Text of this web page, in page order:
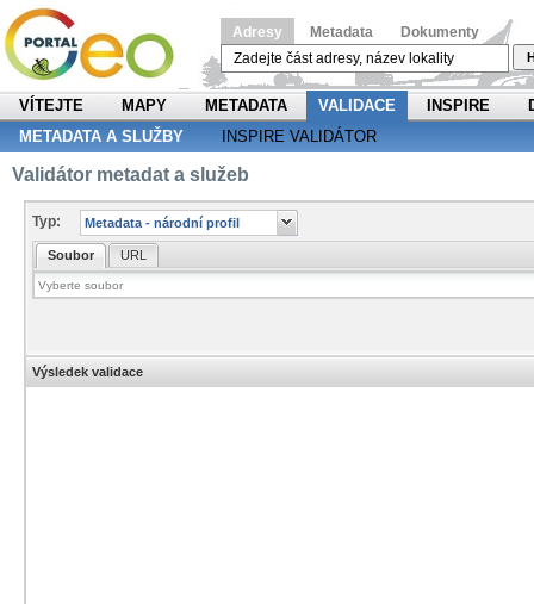
Adresy Metadata Dokumenty
VÍTEJTE MAPY METADATA VALIDACE INSPIRE
METADATA A SLUŽBY
INSPIRE VALIDÁTOR
Validátor metadat a služeb
Typ:
Soubor URL
Výsledek validace